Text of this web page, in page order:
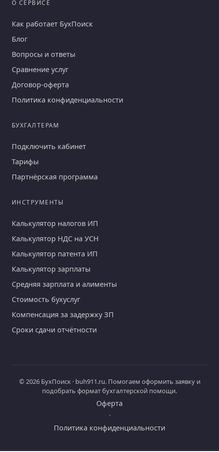
О СЕРВИСЕ
Как работает БухПоиск
Блог
Вопросы и ответы
Сравнение услуг
Договор-оферта
Политика конфиденциальности
БУХГАЛТЕРАМ
Подключить кабинет
Тарифы
Партнёрская программа
ИНСТРУМЕНТЫ
Калькулятор налогов ИП
Калькулятор НДС на УСН
Калькулятор патента ИП
Калькулятор зарплаты
Средняя зарплата и алименты
Стоимость бухуслуг
Компенсация за задержку ЗП
Сроки сдачи отчётности
© 2026 БухПоиск · buh911.ru. Помогаем оформить заявку и
подобрать формат бухгалтерской помощи.
Оферта
·
Политика конфиденциальности